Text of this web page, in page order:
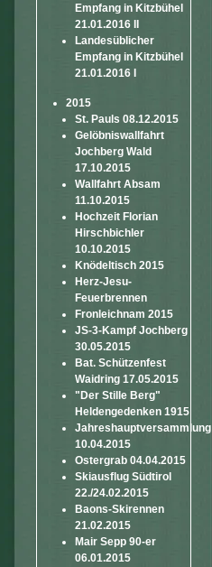
Empfang in Kitzbühel
21.01.2016 II
Landesüblicher
Empfang in Kitzbühel
21.01.2016 I
2015
St. Pauls 08.12.2015
Gelöbniswallfahrt
Jochberg Wald
17.10.2015
Wallfahrt Absam
11.10.2015
Hochzeit Florian
Hirschbichler
10.10.2015
Knödeltisch 2015
Herz-Jesu-
Feuerbrennen
Fronleichnam 2015
JS-3-Kampf Jochberg
30.05.2015
Bat. Schützenfest
Waidring 17.05.2015
"Der Stille Berg"
Heldengedenken 1915
Jahreshauptversammlung
10.04.2015
Ostergrab 04.04.2015
Skiausflug Südtirol
22./24.02.2015
Baons-Skirennen
21.02.2015
Mair Sepp 90-er
06.01.2015